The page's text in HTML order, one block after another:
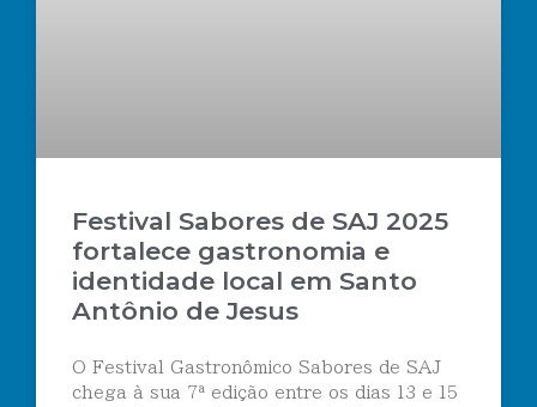
Festival Sabores de SAJ 2025
fortalece gastronomia e
identidade local em Santo
Antônio de Jesus
O Festival Gastronômico Sabores de SAJ
chega à sua 7ª edição entre os dias 13 e 15